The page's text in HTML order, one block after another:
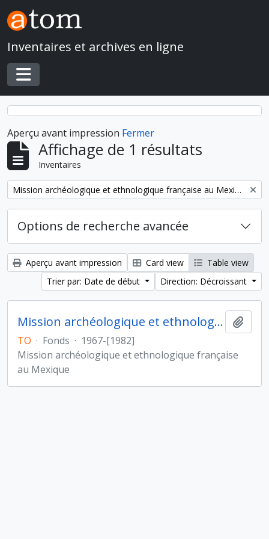
Skip to main content
Inventaires et archives en ligne
Toggle navigation
Aperçu avant impression Fermer
Affichage de 1 résultats
Inventaires
Remove filter: Mission archéologique et ethnologique française au Mexique
Options de recherche avancée
Aperçu avant impression Card view
Table view
Trier par: Date de début
Direction: Décroissant
Mission archéologique et ethnologique française au Mexique
TO · Fonds · 1967-[1982]
Mission archéologique et ethnologique française
au Mexique